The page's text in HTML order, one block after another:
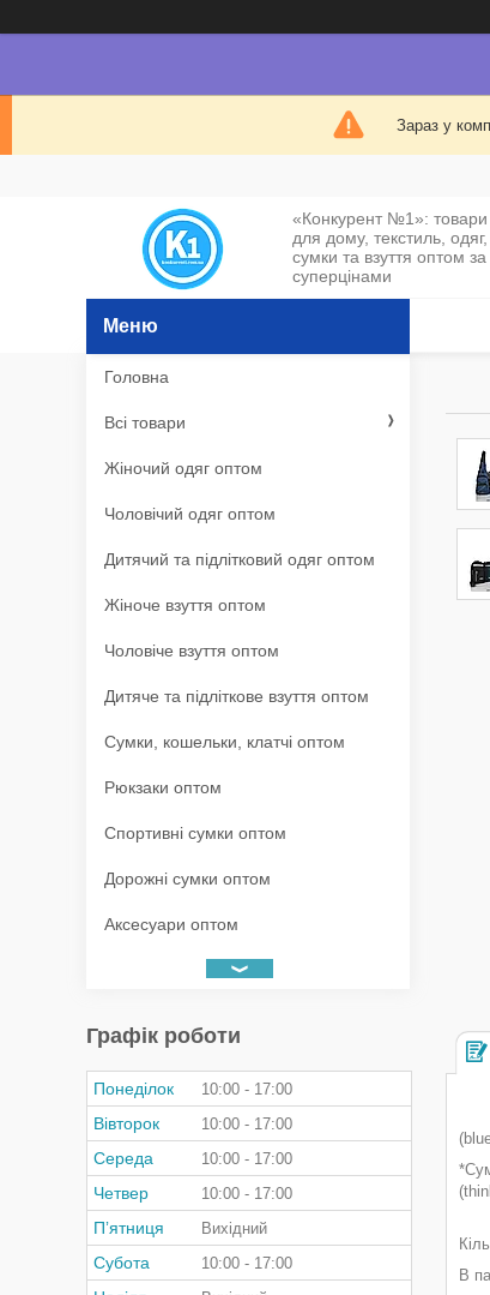
Зараз у
«Конкурент №1»: товари
для дому, текстиль, одяг,
сумки та взуття оптом за
суперцінами
В
Головна
Всі товари
Жіночий одяг оптом
Чоловічий одяг оптом
Дитячий та підлітковий одяг оптом
Жіноче взуття оптом
Чоловіче взуття оптом
Дитяче та підліткове взуття оптом
Сумки, кошельки, клатчі оптом
Рюкзаки оптом
Спортивні сумки оптом
Дорожні сумки оптом
Аксесуари оптом
Графік роботи
Понеділок 10:00 17:00
Вівторок 10:00 17:00
Середа 10:00 17:00
Четвер 10:00 17:00
Пʼятниця Вихідний
Субота 10:00 17:00